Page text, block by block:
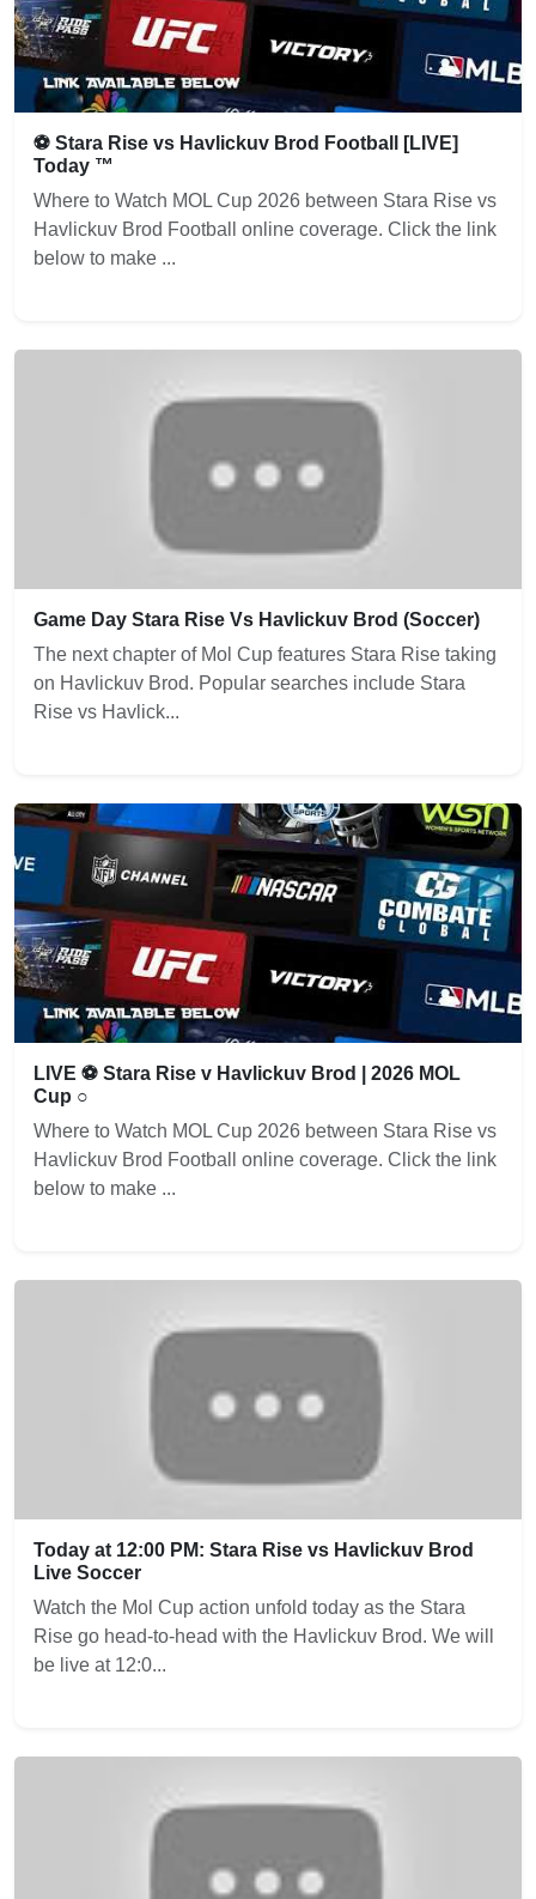
⚽ Stara Rise vs Havlickuv Brod Football [LIVE]
Today ™
Where to Watch MOL Cup 2026 between Stara Rise vs
Havlickuv Brod Football online coverage. Click the link
below to make ...
Game Day Stara Rise Vs Havlickuv Brod (Soccer)
The next chapter of Mol Cup features Stara Rise taking
on Havlickuv Brod. Popular searches include Stara
Rise vs Havlick...
LIVE ⚽ Stara Rise v Havlickuv Brod | 2026 MOL
Cup ○
Where to Watch MOL Cup 2026 between Stara Rise vs
Havlickuv Brod Football online coverage. Click the link
below to make ...
Today at 12:00 PM: Stara Rise vs Havlickuv Brod
Live Soccer
Watch the Mol Cup action unfold today as the Stara
Rise go head-to-head with the Havlickuv Brod. We will
be live at 12:0...